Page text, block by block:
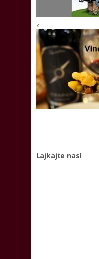
<
Lajkajte nas!